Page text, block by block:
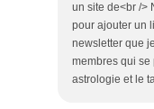
un site de<br />
pour ajouter un
newsletter que
membres qui
astrologie et le